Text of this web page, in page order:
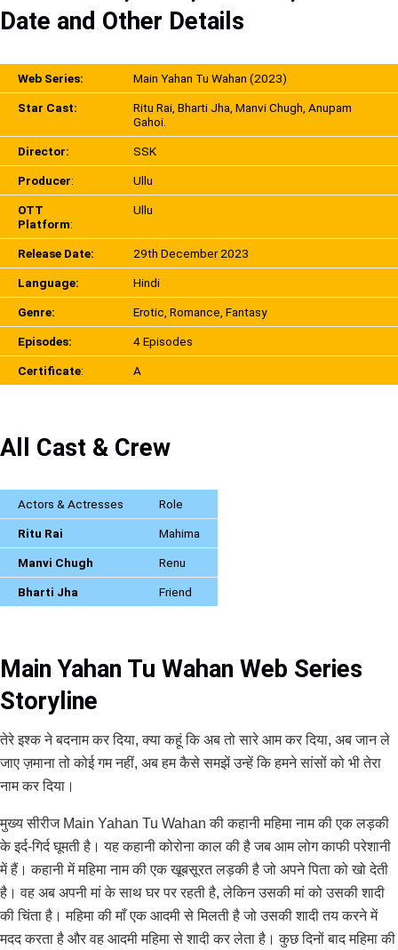
Date and Other Details
Web Series: Main Yahan Tu Wahan (2023)
Star Cast:
Ritu Rai, Bharti Jha, Manvi Chugh, Anupam
Gahoi.
Director: SSK
Producer: Ullu
OTT
Platform:
Ullu
Release Date: 29th December 2023
Language: Hindi
Genre: Erotic, Romance, Fantasy
Episodes: 4 Episodes
Certificate: A
All Cast & Crew
Actors & Actresses Role
Ritu Rai Mahima
Manvi Chugh Renu
Bharti Jha Friend
Main Yahan Tu Wahan Web Series
Storyline
तेरे इश्क ने बदनाम कर दिया, क्या कहूं कि अब तो सारे आम कर दिया, अब जान ले
जाए ज़माना तो कोई गम नहीं, अब हम कैसे समझें उन्हें कि हमने सांसों को भी तेरा
नाम कर दिया।
मुख्य सीरीज Main Yahan Tu Wahan की कहानी महिमा नाम की एक लड़की
के इर्द-गिर्द घूमती है। यह कहानी कोरोना काल की है जब आम लोग काफी परेशानी
में हैं। कहानी में महिमा नाम की एक खूबसूरत लड़की है जो अपने पिता को खो देती
है। वह अब अपनी मां के साथ घर पर रहती है, लेकिन उसकी मां को उसकी शादी
की चिंता है। महिमा की माँ एक आदमी से मिलती है जो उसकी शादी तय करने में
मदद करता है और वह आदमी महिमा से शादी कर लेता है। कुछ दिनों बाद महिमा की